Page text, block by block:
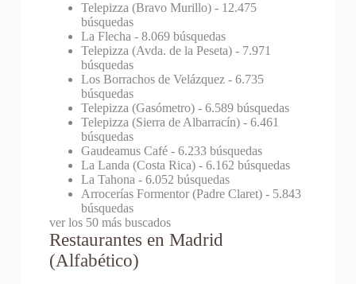
Telepizza (Bravo Murillo)- 12.475
búsquedas
La Flecha - 8.069 búsquedas
Telepizza (Avda. de la Peseta)- 7.971
búsquedas
Los Borrachos de Velázquez- 6.735
búsquedas
Telepizza (Gasómetro)- 6.589 búsquedas
Telepizza (Sierra de Albarracín)- 6.461
búsquedas
Gaudeamus Café- 6.233 búsquedas
La Landa (Costa Rica)- 6.162 búsquedas
La Tahona - 6.052 búsquedas
Arrocerías Formentor (Padre Claret)- 5.843
búsquedas
ver los 50 más buscados
Restaurantes en Madrid
(Alfabético)